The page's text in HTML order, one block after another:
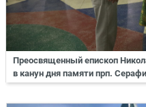
Преосвященный епископ
в канун дня памяти прп.